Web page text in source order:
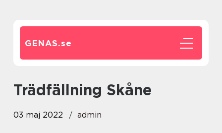
GENAS.se
trädfällning Skåne
03 maj 2022 admin